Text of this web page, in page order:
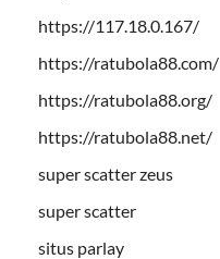
https://117.18.0.167/
https://ratubola88.com/
https://ratubola88.org/
https://ratubola88.net/
super scatter zeus
super scatter
situs parlay